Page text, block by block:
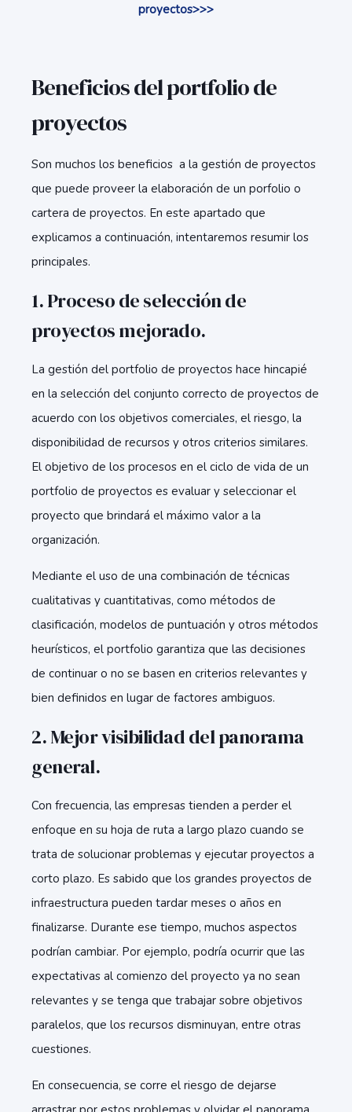
proyectos>>>
Beneficios del portfolio de
proyectos
Son muchos los beneficios a la gestión de proyectos
que puede proveer la elaboración de un porfolio o
cartera de proyectos. En este apartado que
explicamos a continuación, intentaremos resumir los
principales.
1. Proceso de selección de
proyectos mejorado.
La gestión del portfolio de proyectos hace hincapié
en la selección del conjunto correcto de proyectos de
acuerdo con los objetivos comerciales, el riesgo, la
disponibilidad de recursos y otros criterios similares.
El objetivo de los procesos en el ciclo de vida de un
portfolio de proyectos es evaluar y seleccionar el
proyecto que brindará el máximo valor a la
organización.
Mediante el uso de una combinación de técnicas
cualitativas y cuantitativas, como métodos de
clasificación, modelos de puntuación y otros métodos
heurísticos, el portfolio garantiza que las decisiones
de continuar o no se basen en criterios relevantes y
bien definidos en lugar de factores ambiguos.
2. Mejor visibilidad del panorama
general.
Con frecuencia, las empresas tienden a perder el
enfoque en su hoja de ruta a largo plazo cuando se
trata de solucionar problemas y ejecutar proyectos a
corto plazo. Es sabido que los grandes proyectos de
infraestructura pueden tardar meses o años en
finalizarse. Durante ese tiempo, muchos aspectos
podrían cambiar. Por ejemplo, podría ocurrir que las
expectativas al comienzo del proyecto ya no sean
relevantes y se tenga que trabajar sobre objetivos
paralelos, que los recursos disminuyan, entre otras
cuestiones.
En consecuencia, se corre el riesgo de dejarse